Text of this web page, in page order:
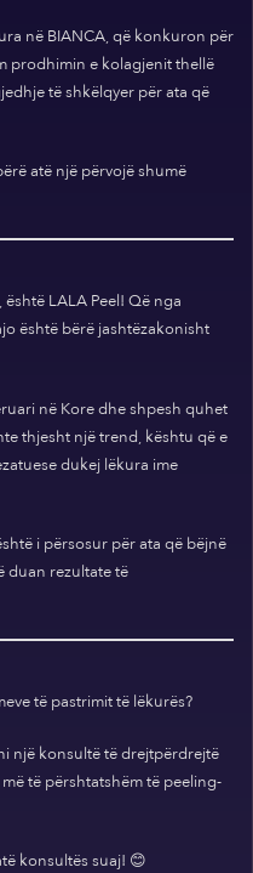
në BIANCA, që konkuron për
prodhimin e kolagjenit thellë
të shkëlqyer për ata që
atë një përvojë shumë
LALA Peel! Që nga
është bërë jashtëzakonisht
në Kore dhe shpesh quhet
thjesht një trend, kështu që e
dukej lëkura ime
i përsosur për ata që bëjnë
duan rezultate të
të pastrimit të lëkurës?
një konsultë të drejtpërdrejtë
të përshtatshëm të peeling-
konsultës suaj! 😊